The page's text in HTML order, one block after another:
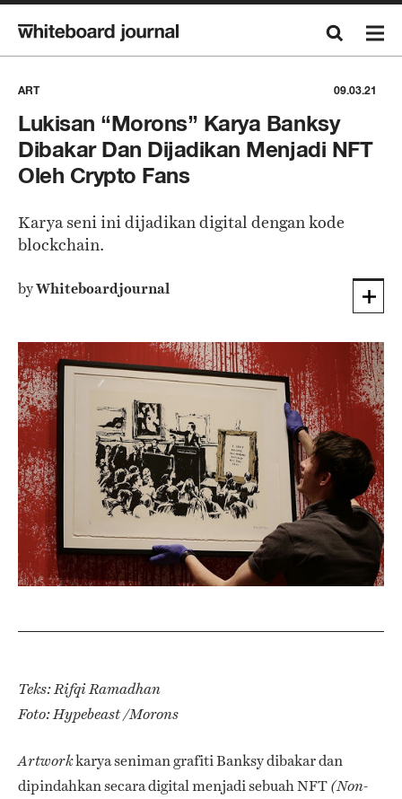
ART 09.03.21
Lukisan “Morons” Karya Banksy
Dibakar Dan Dijadikan Menjadi NFT
Oleh Crypto Fans
Karya seni ini dijadikan digital dengan kode
blockchain.
byWhiteboardjournal
Teks: Rifqi Ramadhan
Foto: Hypebeast /Morons
Artworkkarya seniman grafiti Banksy dibakar dan
dipindahkan secara digital menjadi sebuah NFT (Non-